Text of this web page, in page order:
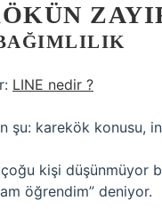
LINE nedir ?
şu: karekök konusu,
kişi düşünmüyor
öğrendim” deniyor.